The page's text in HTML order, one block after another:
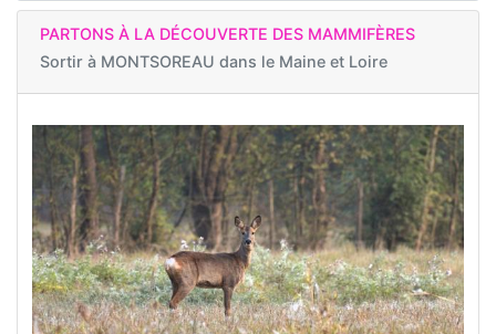
PARTONS À LA DÉCOUVERTE DES MAMMIFÈRES
Sortir à MONTSOREAU dans le Maine et Loire